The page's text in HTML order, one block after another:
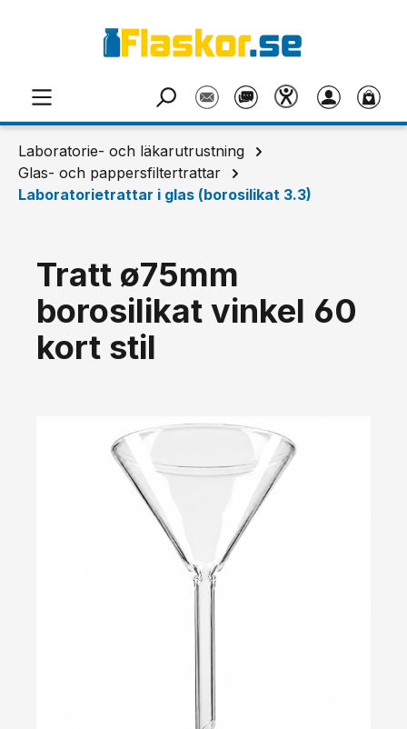
Laboratorie- och läkarutrustning
Glas- och pappersfiltertrattar
Laboratorietrattar i glas (borosilikat 3.3)
Tratt ø75mm
borosilikat vinkel 60
kort stil